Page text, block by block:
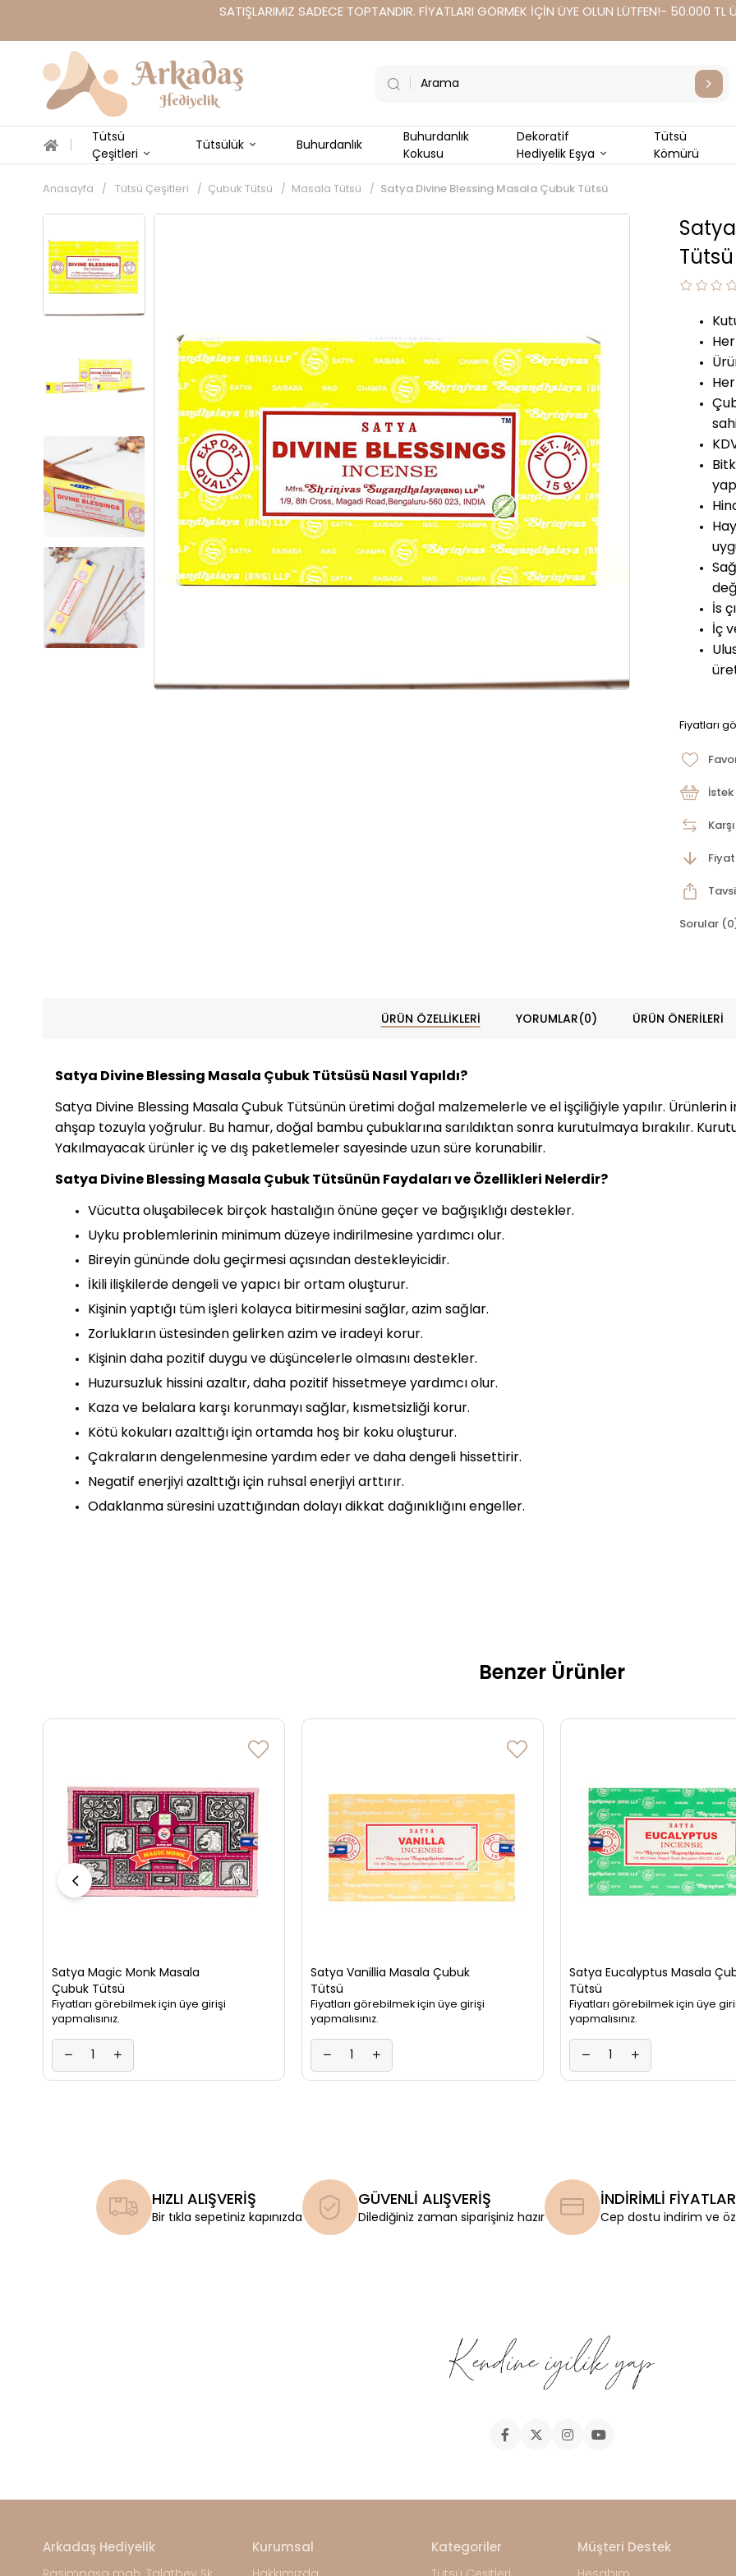
SATIŞLARIMIZ SADECE TOPTANDIR. FİYATLARI GÖRMEK İÇİN ÜYE OLUN LÜTFEN!- 50.000
Tütsü
Çeşitleri
Tütsülük Buhurdanlık
Buhurdanlık
Kokusu
Dekoratif
Hediyelik Eşya
Tütsü
Kömürü
Anasayfa Tütsü Çeşitleri Çubuk Tütsü Masala Tütsü Satya Divine Blessing Masala Çubuk Tütsü
Tütsü
İs
İç
Fiyatları
İstek
Sorular
ÜRÜN ÖZELLIKLERI YORUMLAR(0) ÜRÜN ÖNERILERI
Satya Divine Blessing Masala Çubuk Tütsüsü Nasıl Yapıldı?
Satya Divine Blessing Masala Çubuk Tütsünün üretimi doğal malzemelerle ve el işçiliğiyle yapılır. Ürünlerin
ahşap tozuyla yoğrulur. Bu hamur, doğal bambu çubuklarına sarıldıktan sonra kurutulmaya bırakılır.
Yakılmayacak ürünler iç ve dış paketlemeler sayesinde uzun süre korunabilir.
Satya Divine Blessing Masala Çubuk Tütsünün Faydaları ve Özellikleri Nelerdir?
Vücutta oluşabilecek birçok hastalığın önüne geçer ve bağışıklığı destekler.
Uyku problemlerinin minimum düzeye indirilmesine yardımcı olur.
Bireyin gününde dolu geçirmesi açısından destekleyicidir.
İkili ilişkilerde dengeli ve yapıcı bir ortam oluşturur.
Kişinin yaptığı tüm işleri kolayca bitirmesini sağlar, azim sağlar.
Zorlukların üstesinden gelirken azim ve iradeyi korur.
Kişinin daha pozitif duygu ve düşüncelerle olmasını destekler.
Huzursuzluk hissini azaltır, daha pozitif hissetmeye yardımcı olur.
Kaza ve belalara karşı korunmayı sağlar, kısmetsizliği korur.
Kötü kokuları azalttığı için ortamda hoş bir koku oluşturur.
Çakraların dengelenmesine yardım eder ve daha dengeli hissettirir.
Negatif enerjiyi azalttığı için ruhsal enerjiyi arttırır.
Odaklanma süresini uzattığından dolayı dikkat dağınıklığını engeller.
Benzer Ürünler
Satya Magic Monk Masala
Çubuk Tütsü
Fiyatları görebilmek için üye girişi
yapmalısınız.
Satya Vanillia Masala Çubuk
Tütsü
Fiyatları görebilmek için üye girişi
yapmalısınız.
Satya Eucalyptus Masala
Tütsü
Fiyatları görebilmek için üye
yapmalısınız.
HIZLI ALIŞVERİŞ
Bir tıkla sepetiniz kapınızda
GÜVENLİ ALIŞVERİŞ
Dilediğiniz zaman siparişiniz hazır
İNDİRİMLİ FİYATLAR
Cep dostu indirim ve
Arkadaş Hediyelik Kurumsal Kategoriler Müşteri Destek